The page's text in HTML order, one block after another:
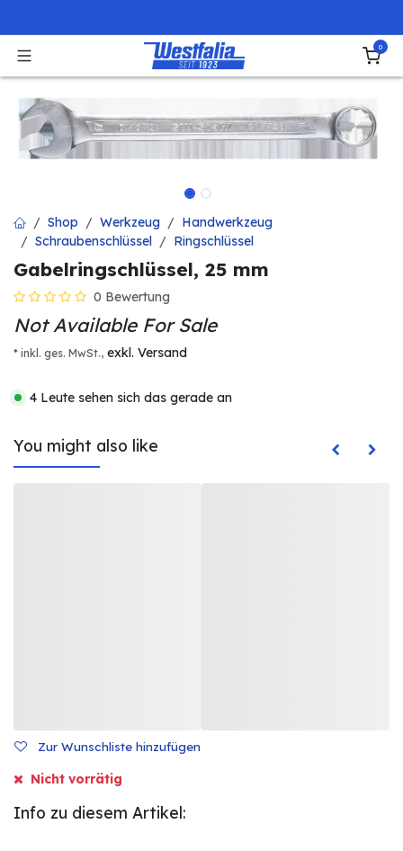
0
Shop Werkzeug
Handwerkzeug
Schraubenschlüssel
Ringschlüssel
Gabelringschlüssel, 25 mm
0 Bewertung
Not Available For Sale
* inkl. ges. MwSt., exkl. Versand
4 Leute sehen sich das gerade an
You might also like
Zur Wunschliste hinzufügen
Nicht vorrätig
Info zu diesem Artikel: